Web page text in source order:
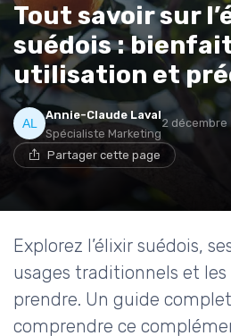
Tout savoir sur
suédois :
utilisation et
Annie-Claude Laval
Spécialiste Marketing
2 décembre
Partager cette page
Explorez l’élixir suédois,
usages traditionnels et
prendre. Un guide
comprendre ce